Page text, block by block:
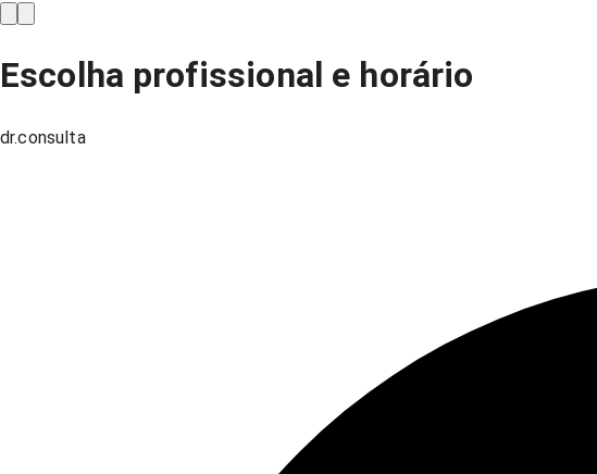
Escolha profissional e horário
dr.consulta